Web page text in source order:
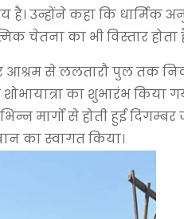
है। उन्होंने कहा कि धार्मिक
चेतना का भी विस्तार होता
आश्रम से ललतारौ पुल तक
का शुभारंभ किया
मार्गों से होती हुई दिगम्बर
का स्वागत किया।